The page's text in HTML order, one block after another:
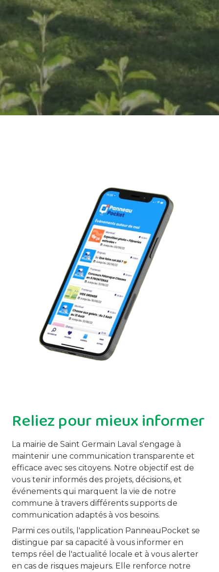
Reliez pour mieux informer
La mairie de Saint Germain Laval s'engage à
maintenir une communication transparente et
efficace avec ses citoyens. Notre objectif est de
vous tenir informés des projets, décisions, et
événements qui marquent la vie de notre
commune à travers différents supports de
communication adaptés à vos besoins.
Parmi ces outils, l'application PanneauPocket se
distingue par sa capacité à vous informer en
temps réel de l'actualité locale et à vous alerter
en cas de risques majeurs. Elle renforce notre